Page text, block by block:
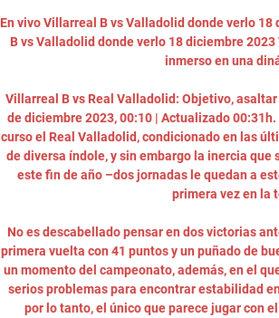
En vivo Villarreal B vs Valladolid donde verlo
B vs Valladolid donde verlo 18 diciembre
inmerso en una
Villarreal B vs Real Valladolid: Objetivo,
de diciembre 2023, 00:10 | Actualizado
curso el Real Valladolid, condicionado en las
de diversa índole, y sin embargo la inercia
este fin de año –dos jornadas le quedan a
primera vez en la
No es descabellado pensar en dos victorias
primera vuelta con 41 puntos y un puñado de
un momento del campeonato, además, en el
serios problemas para encontrar estabilidad
por lo tanto, el único que parece jugar con